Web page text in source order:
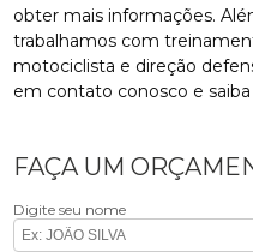
obter mais informações.
trabalhamos com
motociclista e direção
em contato conosco e
FAÇA UM
Digite seu nome